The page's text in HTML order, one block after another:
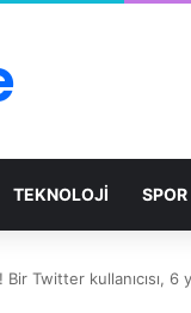
TEKNOLOJİ SPOR
Twitter kullanıcısı, 6